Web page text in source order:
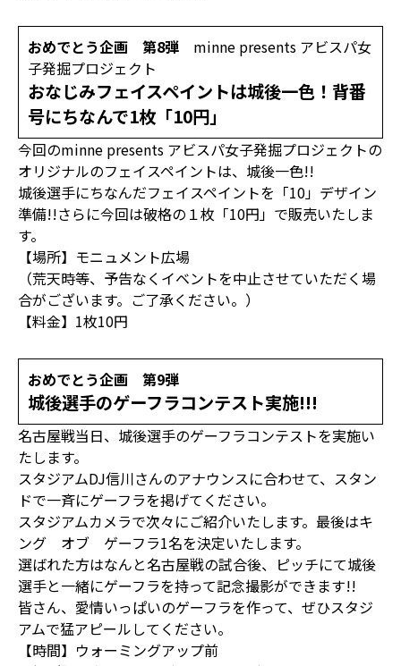
おめでとう企画 第8弾 minne presents アビスパ女
子発掘プロジェクト
おなじみフェイスペイントは城後一色！背番
号にちなんで1枚「10円」
今回のminne presents アビスパ女子発掘プロジェクトの
オリジナルのフェイスペイントは、城後一色!!
城後選手にちなんだフェイスペイントを「10」デザイン
準備!!さらに今回は破格の１枚「10円」で販売いたしま
す。
【場所】モニュメント広場
（荒天時等、予告なくイベントを中止させていただく場
合がございます。ご了承ください。）
【料金】1枚10円
おめでとう企画 第9弾
城後選手のゲーフラコンテスト実施!!!
名古屋戦当日、城後選手のゲーフラコンテストを実施い
たします。
スタジアムDJ信川さんのアナウンスに合わせて、スタン
ドで一斉にゲーフラを掲げてください。
スタジアムカメラで次々にご紹介いたします。最後はキ
ング オブ ゲーフラ1名を決定いたします。
選ばれた方はなんと名古屋戦の試合後、ピッチにて城後
選手と一緒にゲーフラを持って記念撮影ができます!!
皆さん、愛情いっぱいのゲーフラを作って、ぜひスタジ
アムで猛アピールしてください。
【時間】ウォーミングアップ前